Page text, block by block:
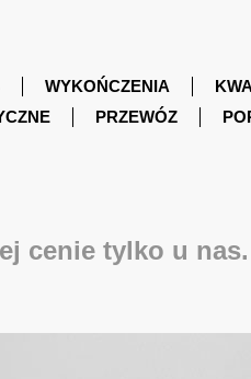
WYKOŃCZENIA
PRZEWÓZ
cenie tylko u nas.